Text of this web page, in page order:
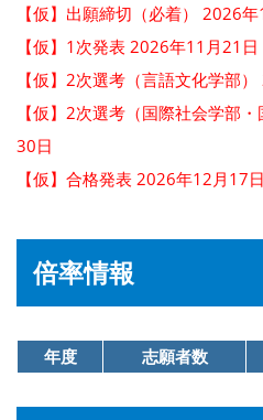
【仮】出願締切（必着） 2026
【仮】1次発表 2026年11月21日
【仮】2次選考（言語文化学部
【仮】2次選考（国際社会学部
30日
【仮】合格発表 2026年12月17日
倍率情報
年度 志願者数